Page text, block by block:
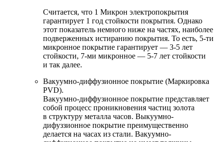
Считается, что 1 Микрон электропокрытия
гарантирует 1 год стойкости покрытия. Однако
этот показатель немного ниже на частях, наиболее
подверженных истиранию покрытия. То есть, 5-ти
микронное покрытие гарантирует — 3-5 лет
стойкости, 7-ми микронное — 5-7 лет стойкости
и так далее.
Вакуумно-диффузионное покрытие (Маркировка
PVD).
Вакуумно-диффузионное покрытие представляет
собой процесс проникновения частиц золота
в структуру металла часов. Выкуумно-
дифуззионное покрытие преимущественно
делается на часах из стали. Вакуумно-